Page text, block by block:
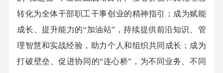
转化为全体干部职工干事创业的精神指引；成为赋能
成长、提升能力的“加油站”，持续提供前沿知识、管
理智慧和实战经验，助力个人和组织共同成长；成为
打破壁垒、促进协同的“连心桥”，为不同业务、不同